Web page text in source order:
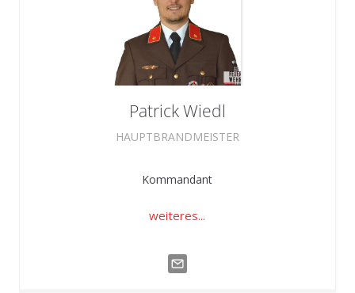
PatrickWiedl
HAUPTBRANDMEISTER
Kommandant
weiteres...